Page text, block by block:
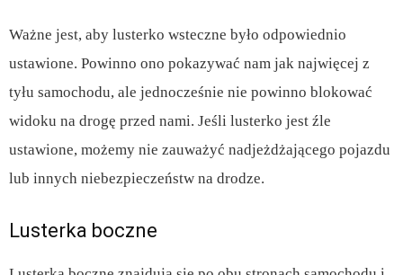
Ważne jest, aby lusterko wsteczne było odpowiednio
ustawione. Powinno ono pokazywać nam jak najwięcej z
tyłu samochodu, ale jednocześnie nie powinno blokować
widoku na drogę przed nami. Jeśli lusterko jest źle
ustawione, możemy nie zauważyć nadjeżdżającego pojazdu
lub innych niebezpieczeństw na drodze.
Lusterka boczne